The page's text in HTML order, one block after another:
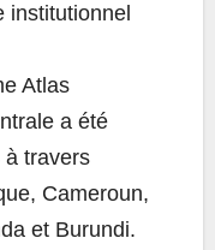
institutionnel
Atlas
a été
à travers
Cameroun,
et Burundi.